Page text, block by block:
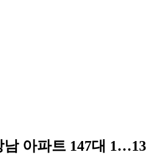
남 아파트 147대 1…13